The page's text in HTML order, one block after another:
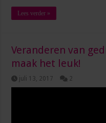
Lees verder »
Veranderen van
maak het leuk!
juli 13, 2017 2